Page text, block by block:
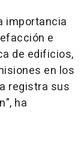
importancia
e
de edificios,
en los
registra sus
ha